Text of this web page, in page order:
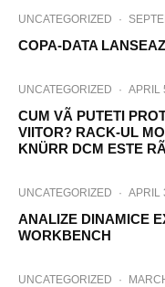
UNCATEGORIZED ·
COPA-DATA
UNCATEGORIZED · APRIL
CUM VÃ PUTETI
VIITOR? RACK-UL
KNÜRR DCM ESTE
UNCATEGORIZED · APRIL
ANALIZE DINAMICE
WORKBENCH
UNCATEGORIZED ·